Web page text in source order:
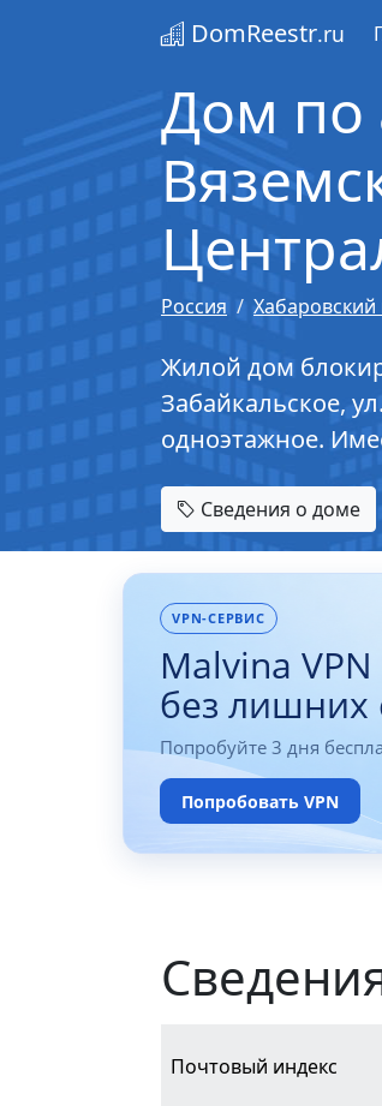
DomReestr.ru
Дом по
Россия Хабаровский
Жилой дом
Забайкальское,
одноэтажное.
Сведения о доме
VPN-СЕРВИС
Malvina
без лишних
Попробуйте 3 дня
Попробовать VPN
Почтовый индекс